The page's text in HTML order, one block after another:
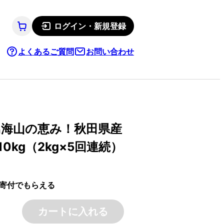
ログイン・新規登録
よくあるご質問 お問い合わせ
山の恵み！秋田県産
（2kg×5回連続）
付でもらえる
カートに入れる